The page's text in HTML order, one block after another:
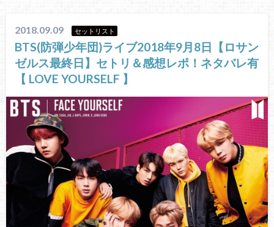
2018.09.09 セットリスト
BTS(防弾少年団)ライブ2018年9月8日【ロサン
ゼルス最終日】セトリ＆感想レポ！ネタバレ有
【 LOVE YOURSELF 】